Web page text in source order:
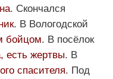
. Скончался
. В Вологодской
бойцом. В посёлок
есть жертвы. В
спасителя. Под